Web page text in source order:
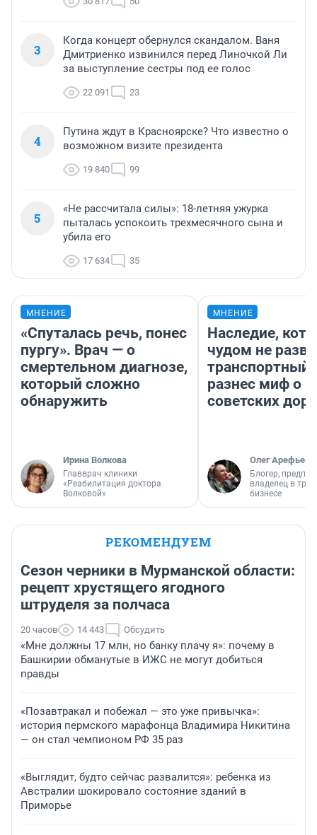
3
Когда концерт обернулся скандалом. Ваня
Дмитриенко извинился перед Линочкой Ли
за выступление сестры под ее голос
22 091 23
4
Путина ждут в Красноярске? Что известно о
возможном визите президента
19 840 99
5
«Не рассчитала силы»: 18-летняя ужурка
пыталась успокоить трехмесячного сына и
убила его
17 634 35
МНЕНИЕ
«Спуталась речь, понес
пургу». Врач — о
смертельном диагнозе,
который сложно
обнаружить
Ирина Волкова
Главврач клиники
«Реабилитация доктора
Волковой»
МНЕНИЕ
Наследие,
чудом не
транспортный
разнес миф о
советских
Олег Арефьев
Блогер,
владелец в
бизнесе
РЕКОМЕНДУЕМ
Сезон черники в Мурманской области:
рецепт хрустящего ягодного
штруделя за полчаса
20 часов 14 443 Обсудить
«Мне должны 17 млн, но банку плачу я»: почему в
Башкирии обманутые в ИЖС не могут добиться
правды
«Позавтракал и побежал — это уже привычка»:
история пермского марафонца Владимира Никитина
— он стал чемпионом РФ 35 раз
«Выглядит, будто сейчас развалится»: ребенка из
Австралии шокировало состояние зданий в
Приморье